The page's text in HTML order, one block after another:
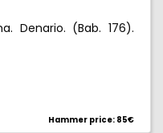
Denario. (Bab. 176).
Hammer price: 85€